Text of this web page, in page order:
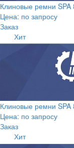
Клиновые ремни SPA
Цена: по запросу
Заказ
Хит
Клиновые ремни SPA
Цена: по запросу
Заказ
Хит